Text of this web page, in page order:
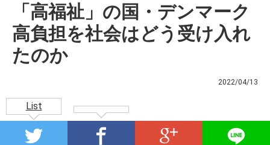
「高福祉」の国・デンマーク
高負担を社会はどう受け入れ
たのか
2022/04/13
List